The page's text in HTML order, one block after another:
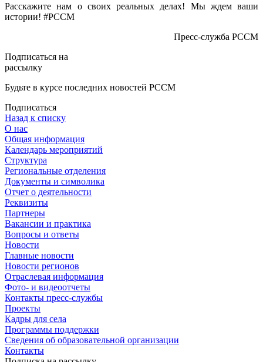
Расскажите нам о своих реальных делах! Мы ждем ваши
истории! #РССМ
Пресс-служба РССМ
Подписаться на
рассылку
Будьте в курсе последних новостей РССМ
Подписаться
Назад к списку
О нас
Общая информация
Календарь мероприятий
Структура
Региональные отделения
Документы и символика
Отчет о деятельности
Реквизиты
Партнеры
Вакансии и практика
Вопросы и ответы
Новости
Главные новости
Новости регионов
Отраслевая информация
Фото- и видеоотчеты
Контакты пресс-службы
Проекты
Кадры для села
Программы поддержки
Сведения об образовательной организации
Контакты